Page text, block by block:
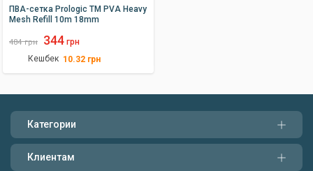
ПВА-сетка Prologic TM PVA Heavy
Mesh Refill 10m 18mm
484 грн 344 грн
Кешбек 10.32 грн
Категории
Клиентам